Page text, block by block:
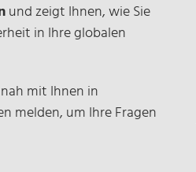
und zeigt Ihnen, wie Sie
in Ihre globalen
mit Ihnen in
melden, um Ihre Fragen